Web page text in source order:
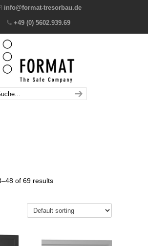
info@format-tresorbau.de
+49 (0) 5602.939.69
of 69 results